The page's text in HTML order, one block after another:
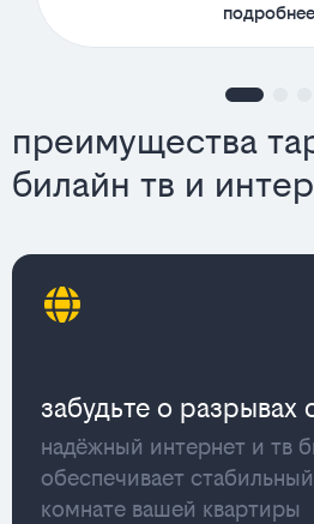
подробнее
преимущества
билайн тв и
забудьте о разрывах
надёжный интернет и тв
обеспечивает
комнате вашей квартиры